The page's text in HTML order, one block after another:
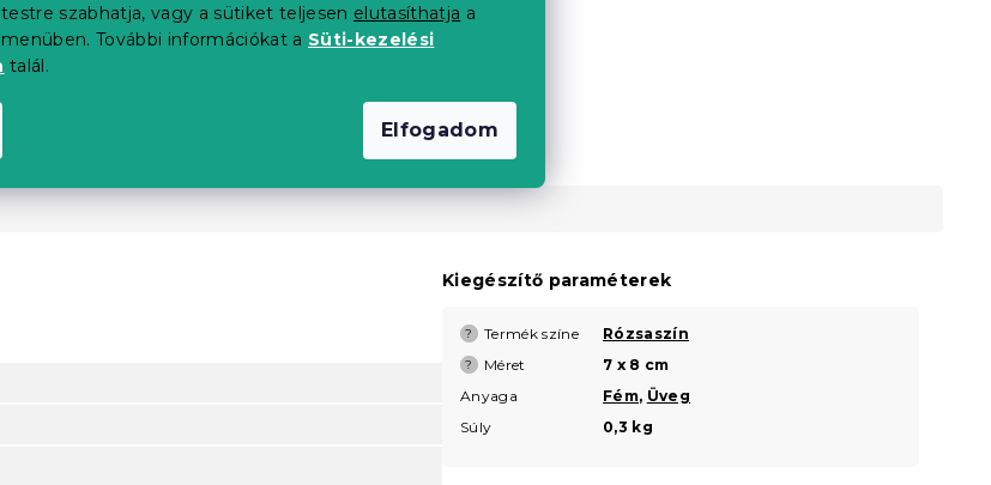
testre szabhatja, vagy a sütiket teljesen elutasíthatja a
További információkat a Süti-kezelési
talál.
Elfogadom
Kiegészítő paraméterek
? Termék színe Rózsaszín
? Méret
7 x 8 cm
Anyaga
Fém, Üveg
Súly
0,3 kg